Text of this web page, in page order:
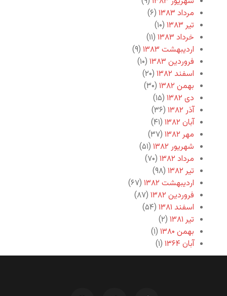
مرداد ۱۳۸۳
(۶)
تیر ۱۳۸۳
(۱۰)
خرداد ۱۳۸۳
(۱۱)
اردیبهشت ۱۳۸۳
(۹)
فروردین ۱۳۸۳
(۱۰)
اسفند ۱۳۸۲
(۲۰)
بهمن ۱۳۸۲
(۳۰)
دی ۱۳۸۲
(۱۵)
آذر ۱۳۸۲
(۳۶)
آبان ۱۳۸۲
(۴۱)
مهر ۱۳۸۲
(۳۷)
شهریور ۱۳۸۲
(۵۱)
مرداد ۱۳۸۲
(۷۰)
تیر ۱۳۸۲
(۹۸)
اردیبهشت ۱۳۸۲
(۶۷)
فروردین ۱۳۸۲
(۸۷)
اسفند ۱۳۸۱
(۵۴)
تیر ۱۳۸۱
(۲)
بهمن ۱۳۸۰
(۱)
آبان ۱۳۶۴
(۱)